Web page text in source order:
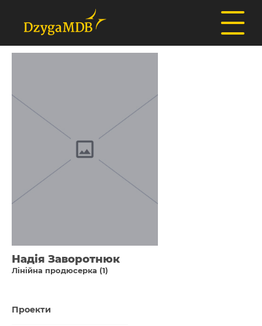
Надія Заворотнюк
Лінійна продюсерка (1)
Проекти